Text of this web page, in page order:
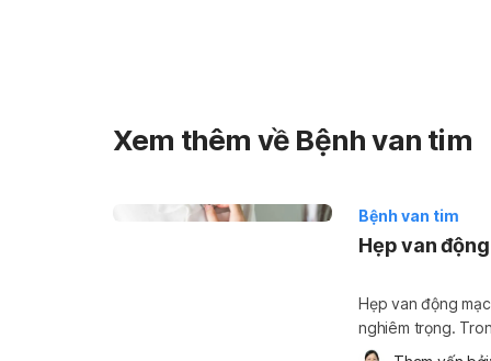
Xem thêm về Bệnh van tim
Bệnh van tim
Hẹp van
Hẹp van động
nghiêm trọng.
bị cản trở lại nên